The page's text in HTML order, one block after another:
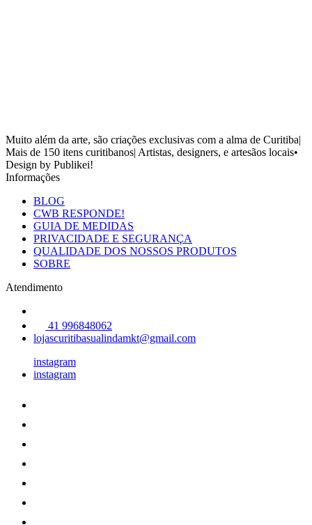
Muito além da arte, são criações exclusivas com a alma de Curitiba|
Mais de 150 itens curitibanos| Artistas, designers, e artesãos locais•
Design by Publikei!
Informações
BLOG
CWB RESPONDE!
GUIA DE MEDIDAS
PRIVACIDADE E SEGURANÇA
QUALIDADE DOS NOSSOS PRODUTOS
SOBRE
Atendimento
41 996848062
lojascuritibasualindamkt@gmail.com
instagram
instagram